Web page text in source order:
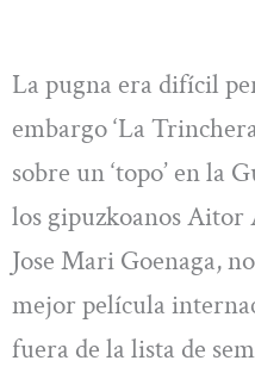
La pugna era difícil
embargo ‘La
sobre un ‘topo’ en la
los gipuzkoanos Aitor
Jose Mari Goenaga,
mejor película
fuera de la lista de